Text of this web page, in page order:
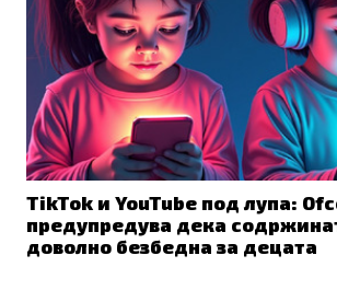
TikTok и YouTube под лупа:
предупредува дека
доволно безбедна за децата